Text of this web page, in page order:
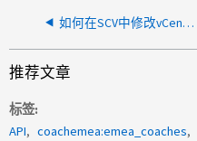
如何在SCV中修改vCenter登录凭据
推荐文章
标签
API
coachemea:emea_coaches